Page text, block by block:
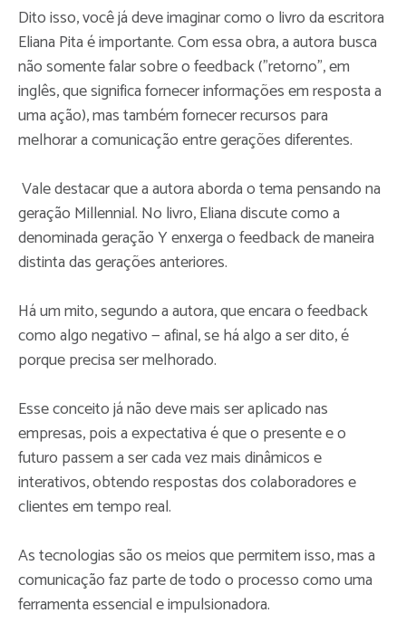
Dito isso, você já deve imaginar como o livro da escritora
Eliana Pita é importante. Com essa obra, a autora busca
não somente falar sobre o feedback ("retorno", em
inglês, que significa fornecer informações em resposta a
uma ação), mas também fornecer recursos para
melhorar a comunicação entre gerações diferentes.
Vale destacar que a autora aborda o tema pensando na
geração Millennial. No livro, Eliana discute como a
denominada geração Y enxerga o feedback de maneira
distinta das gerações anteriores.
Há um mito, segundo a autora, que encara o feedback
como algo negativo — afinal, se há algo a ser dito, é
porque precisa ser melhorado.
Esse conceito já não deve mais ser aplicado nas
empresas, pois a expectativa é que o presente e o
futuro passem a ser cada vez mais dinâmicos e
interativos, obtendo respostas dos colaboradores e
clientes em tempo real.
As tecnologias são os meios que permitem isso, mas a
comunicação faz parte de todo o processo como uma
ferramenta essencial e impulsionadora.